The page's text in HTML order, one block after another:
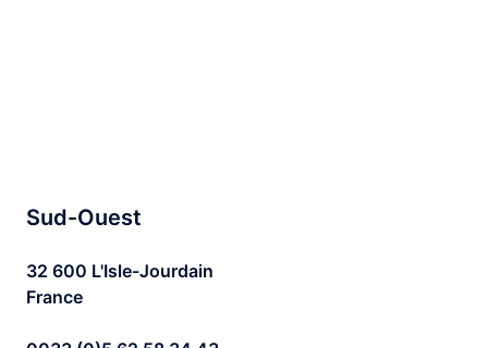
Sud-Ouest
32 600 L'Isle-Jourdain
France